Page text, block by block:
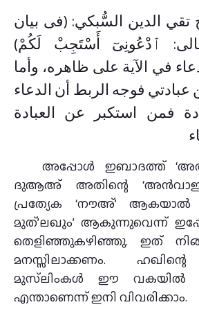
تقي الدين السُّبكي: (فى بيان
ٱﺩْﻋُﻮﻧِﻰٓ ﺃَﺳْﺘَﺠِﺐْ ﻟَﻜُﻢْ)
في الآية على ظاهره، وأما
فوجه الربط أن الدعاء
فمن استكبر عن العبادة
അപ്പോൾ ഇബാദത്ത്
ദുആഅ് അതിന്റെ
പ്രത്യേക ‘നൗഅ്’
മുത്’ലഖും’ ആകുന്നുവെന്ന്
തെളിഞ്ഞുകഴിഞ്ഞു. ഇത്
മനസ്സിലാക്കണം.
മുസ്‌ലിംകൾ ഈ വകയിൽ
എന്താണെന്ന് ഇനി വിവരിക്കാം.